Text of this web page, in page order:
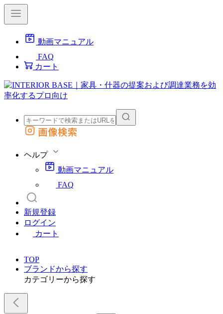
動画マニュアル
FAQ
カート
外部サイトの商品をカートに追加
画像検索
ヘルプ
動画マニュアル
FAQ
新規登録
ログイン
カート
TOP
ブランドから探す
カテゴリーから探す